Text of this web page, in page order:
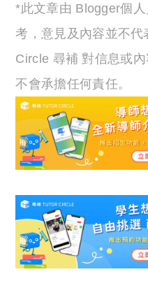
*此文章由 Blogger個
考，意見及內容並不
Circle 尋補 對信息或
不會承擔任何責任。